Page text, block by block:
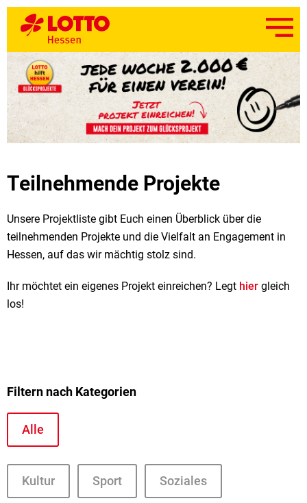
Teilnehmende Projekte
Unsere Projektliste gibt Euch einen Überblick über die
teilnehmenden Projekte und die Vielfalt an Engagement in
Hessen, auf das wir mächtig stolz sind.
Ihr möchtet ein eigenes Projekt einreichen? Legt hier gleich
los!
Filtern nach Kategorien
Alle
Kultur Sport Soziales